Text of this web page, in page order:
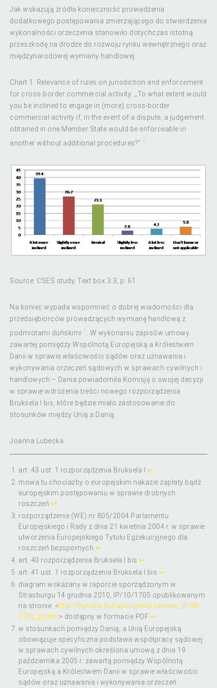
Jak wskazują źródła konieczność prowadzenia
dodatkowego postępowania zmierzającego do stwierdzenia
wykonalności orzeczenia stanowiło dotychczas istotną
przeszkodę na drodze do rozwoju rynku wewnętrznego oraz
międzynarodowej wymiany handlowej.
Chart 1: Relevance of rules on jurisdiction and enforcement
for cross-border commercial activity: „To what extent would
you be inclined to engage in (more) cross-border
commercial activity if, in the event of a dispute, a judgement
obtained in one Member State would be enforceable in
another without additional procedures?” 6
Source: CSES study, Text box 3.3, p. 61
Na koniec wypada wspomnieć o dobrej wiadomości dla
przedsiębiorców prowadzących wymianę handlową z
podmiotami duńskimi 7 . W wykonaniu zapisów umowy
zawartej pomiędzy Wspólnotą Europejską a Królestwem
Danii w sprawie właściwości sądów oraz uznawania i
wykonywania orzeczeń sądowych w sprawach cywilnych i
handlowych – Dania powiadomiła Komisję o swojej decyzji
w sprawie wdrożenia treści nowego rozporządzenia
Bruksela I bis, które będzie miało zastosowanie do
stosunków między Unią a Danią.
Joanna Lubecka
art. 43 ust. 1 rozporządzenia Bruksela I ↩
mowa tu chociażby o europejskim nakazie zapłaty bądź
europejskim postępowaniu w sprawie drobnych
roszczeń ↩
rozporządzenie (WE) nr 805/2004 Parlamentu
Europejskiego i Rady z dnia 21 kwietnia 2004 r. w sprawie
utworzenia Europejskiego Tytułu Egzekucyjnego dla
roszczeń bezspornych ↩
art. 40 rozporządzenia Bruksela I bis ↩
art. 41 ust. 1 rozporządzenia Bruksela I bis ↩
diagram wskazany w raporcie sporządzonym w
Strasburgu 14 grudnia 2010, IP/10/1705 opublikowanym
na stronie: <http://europa.eu/rapid/press-release_IP-10-
1705_pl.htm> dostępny w formacie PDF ↩
w stosunkach pomiędzy Danią, a Unią Europejską
obowiązuje specyficzna podstawa współpracy sądowej
w sprawach cywilnych określona umową z dnia 19
października 2005 r. zawartą pomiędzy Wspólnotą
Europejską a Królestwem Danii w sprawie właściwości
sądów oraz uznawania i wykonywania orzeczeń